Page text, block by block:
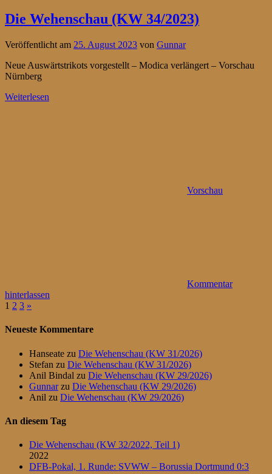
Die Wehenschau (KW 34/2023)
Veröffentlicht am 25. August 2023 von Gunnar
Neue Auswärtstrikots vorgestellt – Modica verlängert – Vorschau
Nürnberg
Weiterlesen
Vorschau
Kommentar
hinterlassen
Seitennummerierung
der
1 2 3 Nächste
»
Neueste Kommentare
Hanseate zu Die Wehenschau (KW 31/2026)
Stefan zu Die Wehenschau (KW 31/2026)
Anil Bindal zu Die Wehenschau (KW 29/2026)
Gunnarzu Die Wehenschau (KW 29/2026)
Anil zu Die Wehenschau (KW 29/2026)
An diesem Tag
Die Wehenschau (KW 32/2022, Teil 1)
2022
DFB-Pokal, 1. Runde: SVWW – Borussia Dortmund 0:3